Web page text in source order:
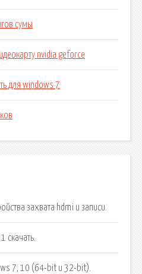
сумы
nvidia geforce
для windows 7
захвата hdmi и записи.
скачать.
7, 10 (64-bit и 32-bit).